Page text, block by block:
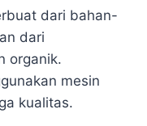
dari bahan-
dari
organik.
mesin
kualitas.